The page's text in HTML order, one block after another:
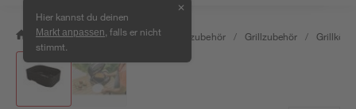
Hier kannst du deinen
Markt anpassen , falls er nicht
stimmt.
✕
/ Garten & Freizeit / Grills & Grillzubehör / Grillzubehör /